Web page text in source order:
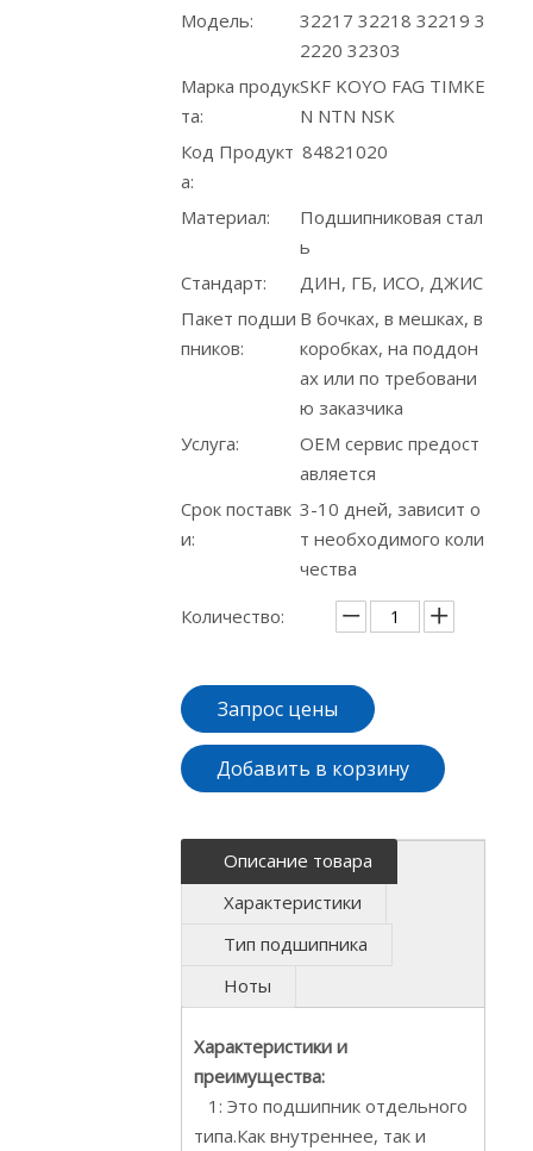
Модель:
32217 32218 32219 3
2220 32303
Марка продук
та:
SKF KOYO FAG TIMKE
N NTN NSK
Код Продукт
а:
84821020
Материал:
Подшипниковая стал
ь
Стандарт:
ДИН, ГБ, ИСО, ДЖИС
Пакет подши
пников:
В бочках, в мешках, в
коробках, на поддон
ах или по требовани
ю заказчика
Услуга:
ОЕМ сервис предост
авляется
Срок поставк
и:
3-10 дней, зависит о
т необходимого коли
чества
Количество:
Запрос цены
Добавить в корзину
Описание товара
Характеристики
Тип подшипника
Ноты
Характеристики и
преимущества:
1: Это подшипник отдельного
типа.Как внутреннее, так и